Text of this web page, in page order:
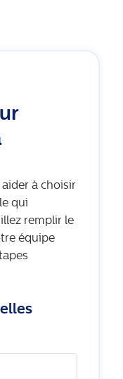
à choisir
qui
remplir le
équipe